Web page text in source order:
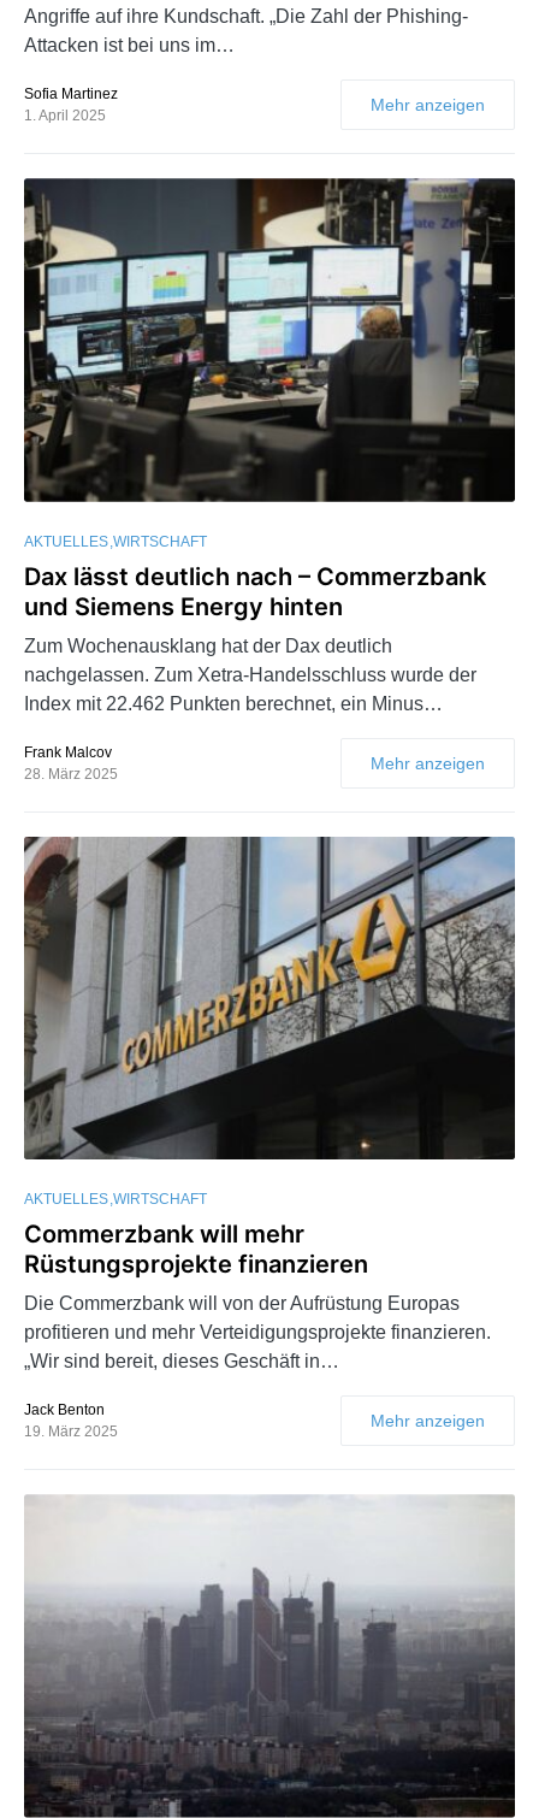
Angriffe auf ihre Kundschaft. „Die Zahl der Phishing-
Attacken ist bei uns im…
Sofia Martinez
1. April 2025
Mehr anzeigen
AKTUELLES WIRTSCHAFT
Dax lässt deutlich nach – Commerzbank
und Siemens Energy hinten
Zum Wochenausklang hat der Dax deutlich
nachgelassen. Zum Xetra-Handelsschluss wurde der
Index mit 22.462 Punkten berechnet, ein Minus…
Frank Malcov
28. März 2025
Mehr anzeigen
AKTUELLES WIRTSCHAFT
Commerzbank will mehr
Rüstungsprojekte finanzieren
Die Commerzbank will von der Aufrüstung Europas
profitieren und mehr Verteidigungsprojekte finanzieren.
„Wir sind bereit, dieses Geschäft in…
Jack Benton
19. März 2025
Mehr anzeigen